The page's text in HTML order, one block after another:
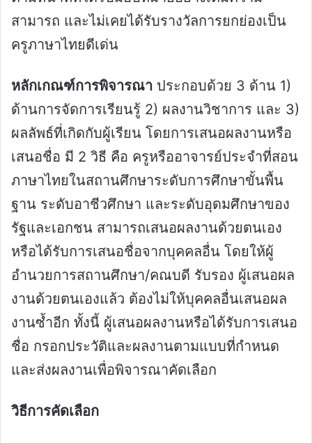
สามารถ และไม่เคยได้รับรางวัลการยกย่องเป็น
ครูภาษาไทยดีเด่น
หลักเกณฑ์การพิจารณา ประกอบด้วย 3 ด้าน 1)
ด้านการจัดการเรียนรู้ 2) ผลงานวิชาการ และ 3)
ผลลัพธ์ที่เกิดกับผู้เรียน โดยการเสนอผลงานหรือ
เสนอชื่อ มี 2 วิธี คือ ครูหรืออาจารย์ประจำที่สอน
ภาษาไทยในสถานศึกษาระดับการศึกษาขั้นพื้น
ฐาน ระดับอาชีวศึกษา และระดับอุดมศึกษาของ
รัฐและเอกชน สามารถเสนอผลงานด้วยตนเอง
หรือได้รับการเสนอชื่อจากบุคคลอื่น โดยให้ผู้
อำนวยการสถานศึกษา/คณบดี รับรอง ผู้เสนอผล
งานด้วยตนเองแล้ว ต้องไม่ให้บุคคลอื่นเสนอผล
งานซ้ำอีก ทั้งนี้ ผู้เสนอผลงานหรือได้รับการเสนอ
ชื่อ กรอกประวัติและผลงานตามแบบที่กำหนด
และส่งผลงานเพื่อพิจารณาคัดเลือก
วิธีการคัดเลือก